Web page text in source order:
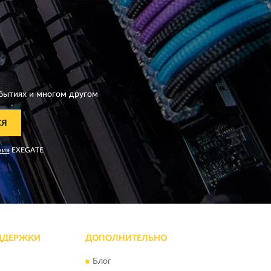
и многом другом
EXEGATE
ДОПОЛНИТЕЛЬНО
Блог